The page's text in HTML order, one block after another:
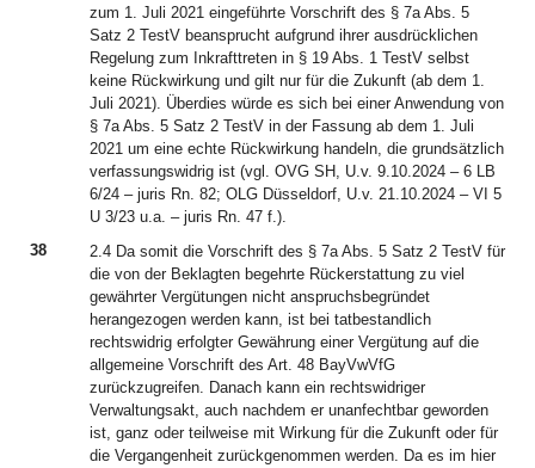
zum 1. Juli 2021 eingeführte Vorschrift des § 7a Abs. 5
Satz 2 TestV beansprucht aufgrund ihrer ausdrücklichen
Regelung zum Inkrafttreten in § 19 Abs. 1 TestV selbst
keine Rückwirkung und gilt nur für die Zukunft (ab dem 1.
Juli 2021). Überdies würde es sich bei einer Anwendung von
§ 7a Abs. 5 Satz 2 TestV in der Fassung ab dem 1. Juli
2021 um eine echte Rückwirkung handeln, die grundsätzlich
verfassungswidrig ist (vgl. OVG SH, U.v. 9.10.2024 – 6 LB
6/24 – juris Rn. 82; OLG Düsseldorf, U.v. 21.10.2024 – VI 5
U 3/23 u.a. – juris Rn. 47 f.).
38
2.4 Da somit die Vorschrift des § 7a Abs. 5 Satz 2 TestV für
die von der Beklagten begehrte Rückerstattung zu viel
gewährter Vergütungen nicht anspruchsbegründet
herangezogen werden kann, ist bei tatbestandlich
rechtswidrig erfolgter Gewährung einer Vergütung auf die
allgemeine Vorschrift des Art. 48 BayVwVfG
zurückzugreifen. Danach kann ein rechtswidriger
Verwaltungsakt, auch nachdem er unanfechtbar geworden
ist, ganz oder teilweise mit Wirkung für die Zukunft oder für
die Vergangenheit zurückgenommen werden. Da es im hier